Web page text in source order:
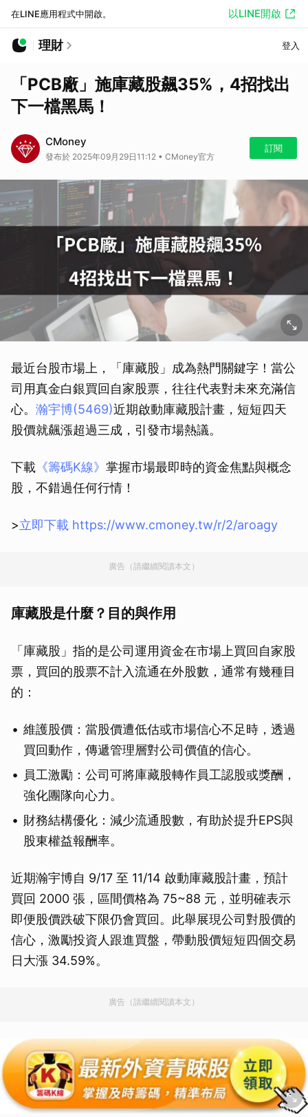
在LINE應用程式中開啟。 以LINE開啟
理財 登入
「PCB廠」施庫藏股飆35%，4招找出
下一檔黑馬！
CMoney
發布於 2025年09月29日11:12 • CMoney官方
訂閱
最近台股市場上，「庫藏股」成為熱門關鍵字！當公
司用真金白銀買回自家股票，往往代表對未來充滿信
心。 瀚宇博(5469)近期啟動庫藏股計畫，短短四天
股價就飆漲超過三成，引發市場熱議。
下載 《籌碼K線》 掌握市場最即時的資金焦點與概念
股，不錯過任何行情！
>立即下載 https://www.cmoney.tw/r/2/aroagy
廣告（請繼續閱讀本文）
庫藏股是什麼？目的與作用
「庫藏股」指的是公司運用資金在市場上買回自家股
票，買回的股票不計入流通在外股數，通常有幾種目
的：
維護股價：當股價遭低估或市場信心不足時，透過
買回動作，傳遞管理層對公司價值的信心。
員工激勵：公司可將庫藏股轉作員工認股或獎酬，
強化團隊向心力。
財務結構優化：減少流通股數，有助於提升EPS與
股東權益報酬率。
近期瀚宇博自 9/17 至 11/14 啟動庫藏股計畫，預計
買回 2000 張，區間價格為 75~88 元，並明確表示
即便股價跌破下限仍會買回。此舉展現公司對股價的
信心，激勵投資人跟進買盤，帶動股價短短四個交易
日大漲 34.59%。
廣告（請繼續閱讀本文）